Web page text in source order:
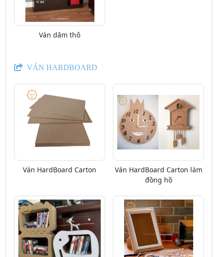
Ván dăm thô
VÁN HARDBOARD
Ván HardBoard Carton
Ván HardBoard Carton làm
đồng hồ